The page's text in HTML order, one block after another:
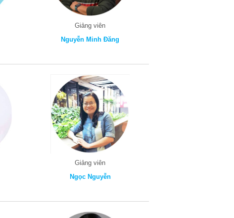
Giảng viên
Nguyễn Minh Đăng
Giảng viên
Ngọc Nguyễn